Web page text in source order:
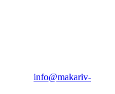
info@makariv-